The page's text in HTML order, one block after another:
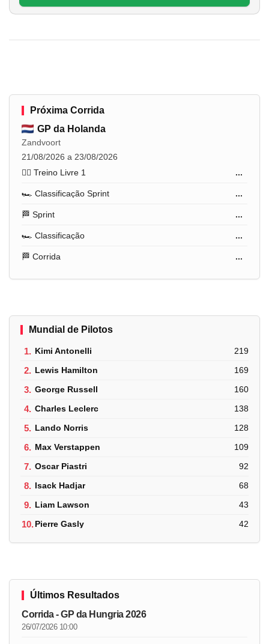
Próxima Corrida
GP da Holanda
Zandvoort
21/08/2026 a 23/08/2026
🏋️‍♂️ Treino Livre 1
...
🏎️ Classificação Sprint ...
🏁 Sprint ...
🏎️ Classificação ...
🏁 Corrida ...
Mundial de Pilotos
1. Kimi Antonelli 219
2. Lewis Hamilton 169
3. George Russell 160
4. Charles Leclerc 138
5. Lando Norris 128
6. Max Verstappen 109
7. Oscar Piastri 92
8. Isack Hadjar 68
9. Liam Lawson 43
10.Pierre Gasly 42
Últimos Resultados
Corrida - GP da Hungria 2026
26/07/2026 10:00